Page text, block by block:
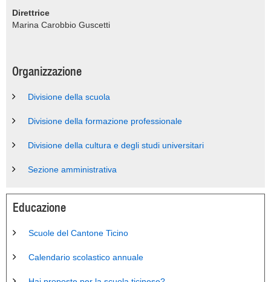
Direttrice
Marina Carobbio Guscetti
Organizzazione
Divisione della scuola
Divisione della formazione professionale
Divisione della cultura e degli studi universitari
Sezione amministrativa
Educazione
Scuole del Cantone Ticino
Calendario scolastico annuale